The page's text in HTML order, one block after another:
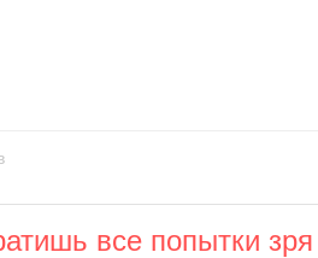
все попытки зря